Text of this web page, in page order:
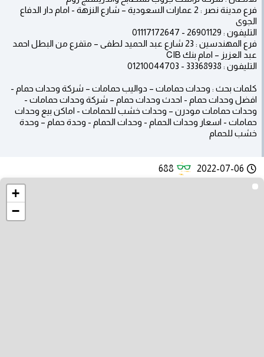
فرع مدينة نصر : 2 عمارات السعودية – شارع النزهة - امام دار الدفاع
الجوى
التليفون : 26901129 - 01117172647
فرع المهندسين : 23 شارع عبد الحميد لطفى – متفرع من البطل احمد
عبد العزيز – امام بنك CIB
التليفون : 33368938 - 01210044703
كلمات بحث : وحدات حمامات – دواليب حمامات – شركة وحدات حمام -
افضل وحدات حمام - احدث وحدات حمام – شركة وحدات حمامات -
وحدات حمامات مودرن – وحدات خشب للحمامات - اماكن بيع وحدات
حمامات - اسعار وحدات الحمام - وحدات الحمام - وحدة حمام – وحدة
خشب للحمام
2022-07-06
688
+
−